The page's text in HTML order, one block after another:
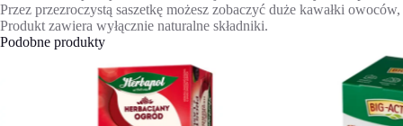
Przez przezroczystą saszetkę możesz zobaczyć duże kawałki
Produkt zawiera wyłącznie naturalne składniki.
Podobne produkty